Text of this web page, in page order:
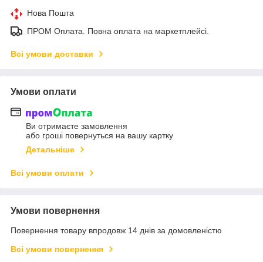
Нова Пошта
ПРОМ Оплата. Повна оплата на маркетплейсі.
Всі умови доставки
Умови оплати
Ви отримаєте замовлення
або гроші повернуться на вашу картку
Детальніше
Всі умови оплати
Умови повернення
Повернення товару впродовж 14 днів за домовленістю
Всі умови повернення